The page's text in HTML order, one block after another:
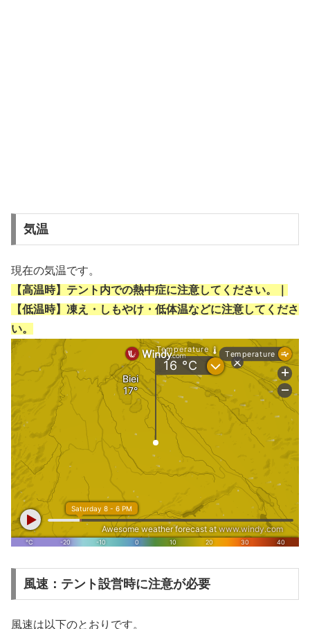
気温
現在の気温です。
【高温時】テント内での熱中症に注意してください。｜
【低温時】凍え・しもやけ・低体温などに注意してくださ
い。
風速：テント設営時に注意が必要
風速は以下のとおりです。